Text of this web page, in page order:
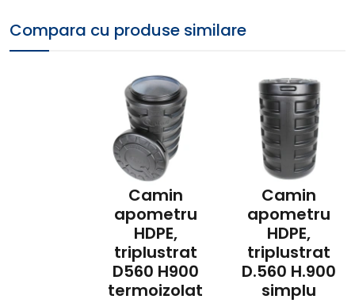
cos
Compara cu produse similare
Camin
apometru
HDPE,
triplustrat
D560 H900
termoizolat
Camin
apometru
HDPE,
triplustrat
D.560 H.900
simplu